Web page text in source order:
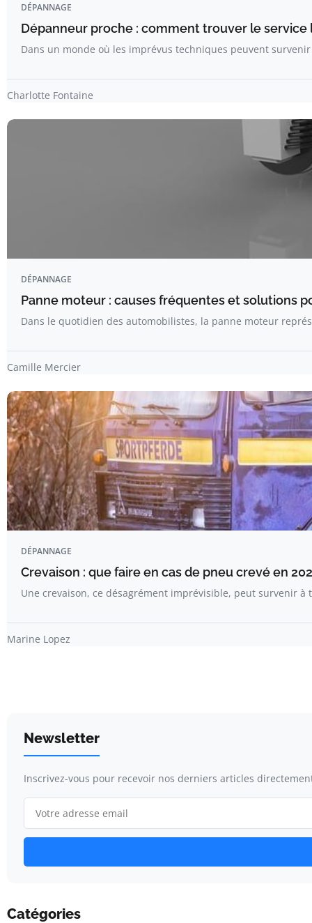
DÉPANNAGE
Dépanneur proche : comment trouver le service
Dans un monde où les imprévus techniques peuvent
Charlotte Fontaine
DÉPANNAGE
Panne moteur : causes fréquentes et solutions
Dans le quotidien des automobilistes, la panne moteur
Camille Mercier
DÉPANNAGE
Crevaison : que faire en cas de pneu crevé en
Une crevaison, ce désagrément imprévisible, peut survenir
Marine Lopez
Newsletter
Inscrivez-vous pour recevoir nos derniers articles
Catégories